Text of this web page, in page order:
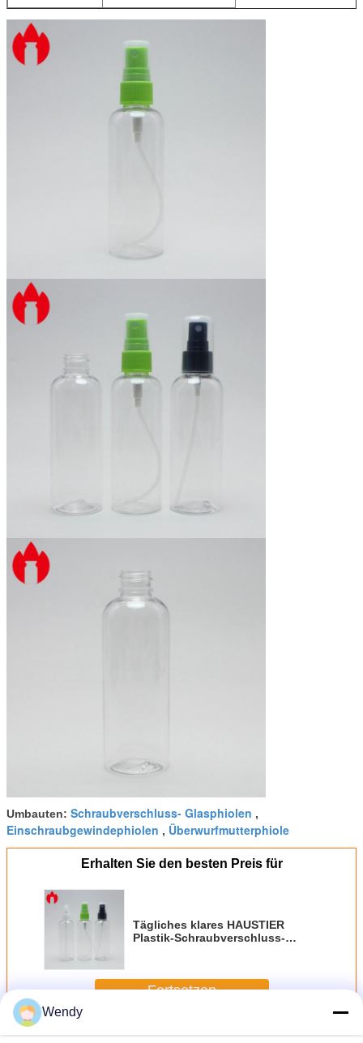
Umbauten: Schraubverschluss- Glasphiolen ,
Einschraubgewindephiolen , Überwurfmutterphiole
Erhalten Sie den besten Preis für
Tägliches klares HAUSTIER
Plastik-Schraubverschluss-
Fortsetzen
MehrSchraubverschluss- Phiolen
Wendy